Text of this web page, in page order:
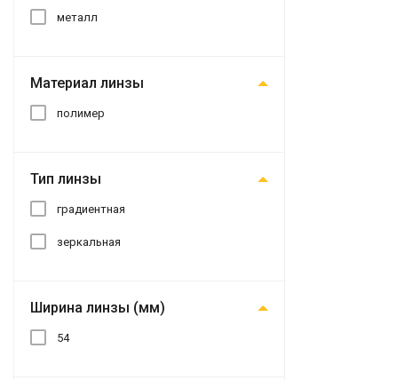
металл
Материал линзы
полимер
Тип линзы
градиентная
зеркальная
Ширина линзы (мм)
54